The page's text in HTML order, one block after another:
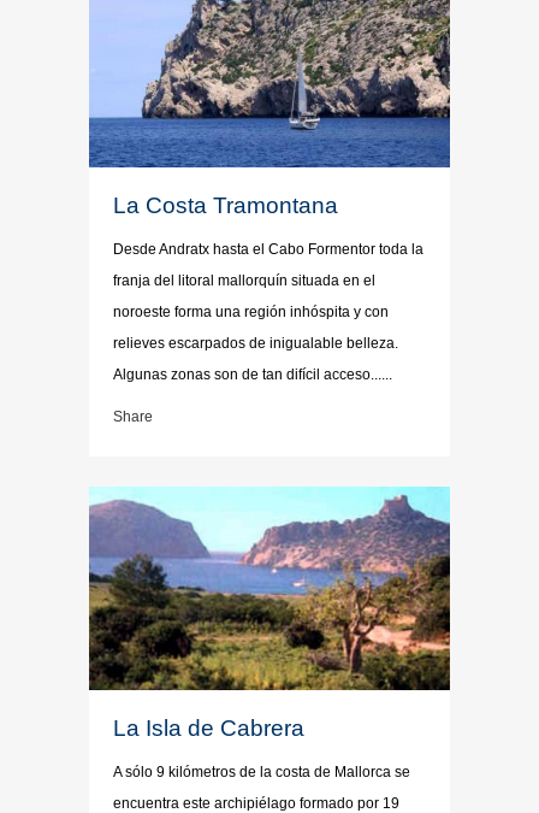
La Costa Tramontana
Desde Andratx hasta el Cabo Formentor toda la
franja del litoral mallorquín situada en el
noroeste forma una región inhóspita y con
relieves escarpados de inigualable belleza.
Algunas zonas son de tan difícil acceso......
Share
La Isla de Cabrera
A sólo 9 kilómetros de la costa de Mallorca se
encuentra este archipiélago formado por 19